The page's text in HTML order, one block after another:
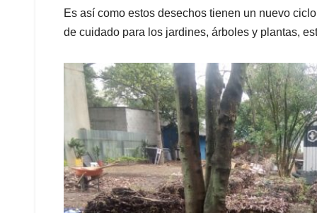
Es así como estos desechos tienen un nuevo
de cuidado para los jardines, árboles y plantas,